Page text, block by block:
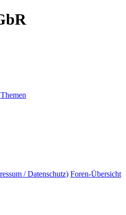
/ Datenschutz) Foren-Übersicht